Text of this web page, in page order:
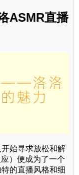
ASMR直播
始寻求放松和解
）便成为了一个
的直播风格和细